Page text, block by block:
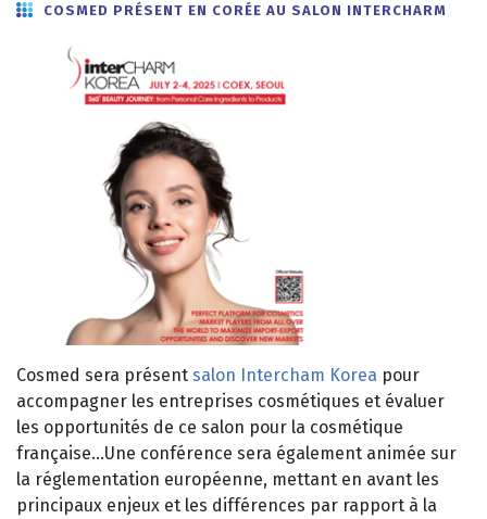
COSMED PRÉSENT EN CORÉE AU SALON INTERCHARM
Cosmed sera présent salon Intercham Korea pour
accompagner les entreprises cosmétiques et évaluer
les opportunités de ce salon pour la cosmétique
française…Une conférence sera également animée sur
la réglementation européenne, mettant en avant les
principaux enjeux et les différences par rapport à la